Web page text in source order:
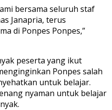
bersama seluruh staf
Janapria, terus
di Ponpes Ponpes,”
peserta yang ikut
Ponpes salah
untuk belajar.
nyaman untuk belajar